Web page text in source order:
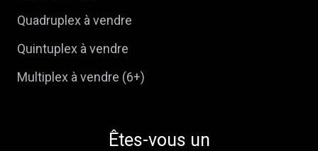
Quadruplex à vendre
Quintuplex à vendre
Multiplex à vendre (6+)
Êtes-vous un